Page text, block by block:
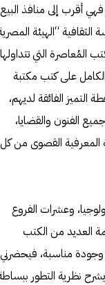
أقرب إلى منافذ البيع
“الهيئة
المُعاصرة التي تتداولها
على كتب مكتبة
التميز الفائقة لديهم،
الفنون والقضايا،
القصوى من كل
وعشرات الفروع
العديد من الكتب
وجودة مناسبة، فيحضرني
نظرية التطور